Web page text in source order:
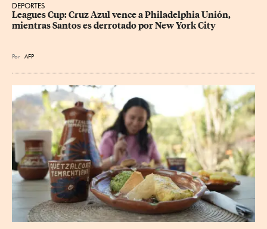
DEPORTES
Leagues Cup: Cruz Azul vence a Philadelphia Unión,
mientras Santos es derrotado por New York City
Por AFP